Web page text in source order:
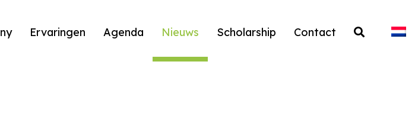
Ervaringen Agenda Nieuws Scholarship Contact